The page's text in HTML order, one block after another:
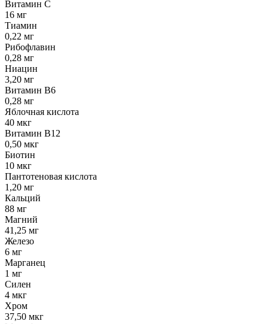
Витамин С
16 мг
Тиамин
0,22 мг
Рибофлавин
0,28 мг
Ниацин
3,20 мг
Витамин В6
0,28 мг
Яблочная кислота
40 мкг
Витамин В12
0,50 мкг
Биотин
10 мкг
Пантотеновая кислота
1,20 мг
Кальций
88 мг
Магний
41,25 мг
Железо
6 мг
Марганец
1 мг
Силен
4 мкг
Хром
37,50 мкг